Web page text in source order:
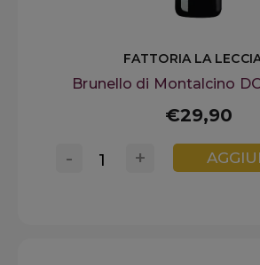
FATTORIA LA
Brunello di Montalcino
€29,90
+
-